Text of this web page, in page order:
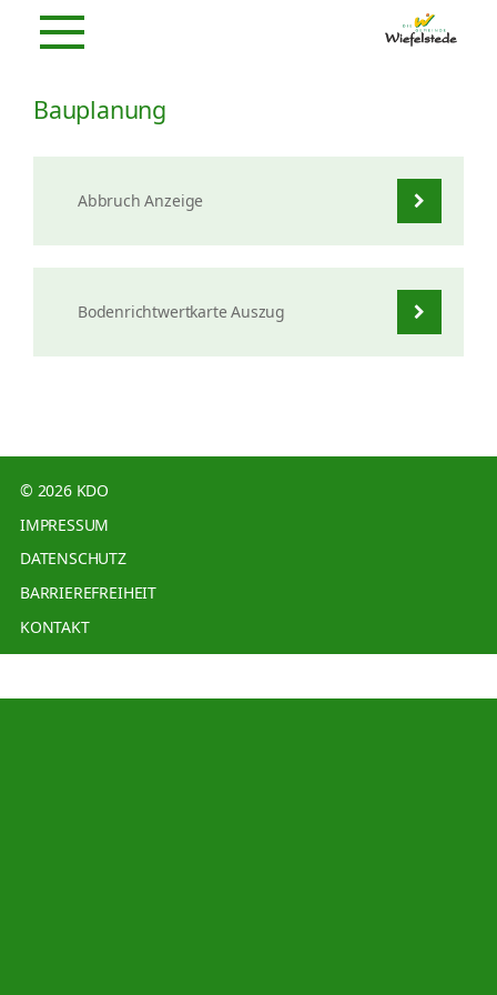
Bauplanung
Abbruch Anzeige
Bodenrichtwertkarte Auszug
© 2026 KDO
IMPRESSUM
DATENSCHUTZ
BARRIEREFREIHEIT
KONTAKT